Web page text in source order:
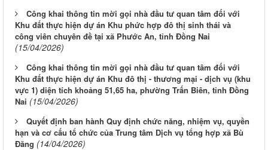
Công khai thông tin mời gọi nhà đầu tư quan tâm đối với
Khu đất thực hiện dự án Khu phức hợp đô thị sinh thái và
công viên chuyên đề tại xã Phước An, tỉnh Đồng Nai
(15/04/2026)
Công khai thông tin mời gọi nhà đầu tư quan tâm đối với
Khu đất thực hiện dự án Khu đô thị - thương mại - dịch vụ (khu
vực 1) diện tích khoảng 51,65 ha, phường Trấn Biên, tỉnh Đồng
Nai (15/04/2026)
Quyết định ban hành Quy định chức năng, nhiệm vụ, quyền
hạn và cơ cấu tổ chức của Trung tâm Dịch vụ tổng hợp xã Bù
Đăng (14/04/2026)